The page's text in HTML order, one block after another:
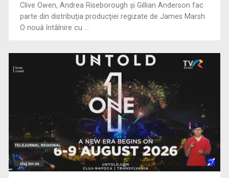
„Cerul” trupei Proconsul – a şasea cea mai votată piesă în
concursul „Cerbul ...
Clive Owen, Andrea Riseborough şi Gillian Anderson fac
parte din distribuţia producţiei regizate de James Marsh.
O nouă întâlnire cu ...